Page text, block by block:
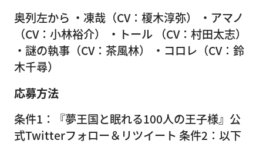
奥列左から ・凍哉（CV：榎木淳弥） ・アマノ
（CV：小林裕介） ・トール （CV：村田太志）
・謎の執事（CV：茶風林） ・コロレ（CV：鈴
木千尋）
応募方法
条件1：『夢王国と眠れる100人の王子様』公
式Twitterフォロー＆リツイート 条件2：以下